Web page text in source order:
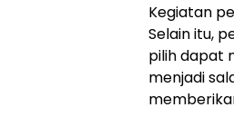
Kegiatan
Selain itu,
pilih dapat
menjadi